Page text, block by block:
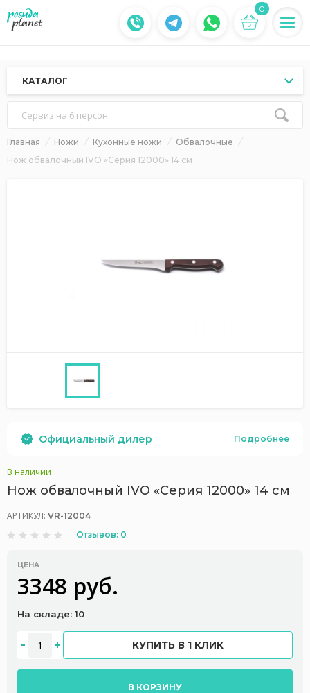
0
КАТАЛОГ
Сервиз на 6 персон
Главная Ножи Кухонные ножи
Обвалочные
Нож обвалочный IVO «Серия 12000» 14 см
Официальный дилер Подробнее
В наличии
Нож обвалочный IVO «Серия 12000» 14 см
АРТИКУЛ: VR-12004
Отзывов: 0
ЦЕНА
3348 руб.
На складе: 10
КУПИТЬ В 1 КЛИК
В КОРЗИНУ